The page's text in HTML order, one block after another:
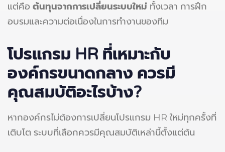
แต่คือ ต้นทุนจากการเปลี่ยนระบบใหม่ ทั้งเวลา การฝึก
อบรมและความต่อเนื่องในการทำงานของทีม
โปรแกรม HR ที่เหมาะกับ
องค์กรขนาดกลาง ควรมี
คุณสมบัติอะไรบ้าง?
หากองค์กรไม่ต้องการเปลี่ยนโปรแกรม HR ใหม่ทุกครั้งที่
เติบโต ระบบที่เลือกควรมีคุณสมบัติเหล่านี้ตั้งแต่ต้น